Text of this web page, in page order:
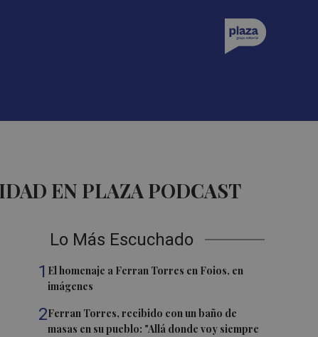
EN PLAZA PODCAST
Lo Más Escuchado
1 El homenaje a Ferran Torres en Foios, en
imágenes
2Ferran Torres, recibido con un baño de
masas en su pueblo: "Allá donde voy siempre